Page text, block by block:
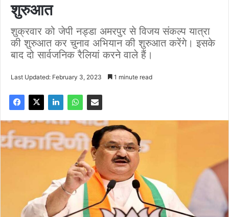
शुरुआत
शुक्रवार को जेपी नड्डा अमरपुर से विजय संकल्प यात्रा
की शुरुआत कर चुनाव अभियान की शुरुआत करेंगे। इसके
बाद दो सार्वजनिक रैलियां करने वाले हैं।
Last Updated: February 3, 2023 1 minute read